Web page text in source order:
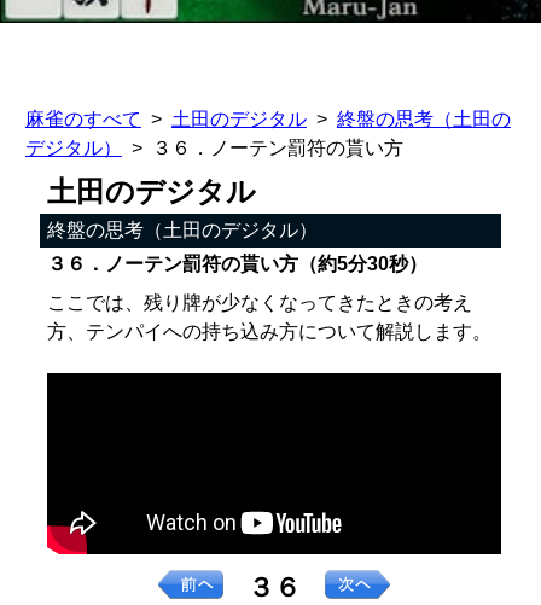
麻雀のすべて 土田のデジタル
終盤の思考（土田の
デジタル）
３６．ノーテン罰符の貰い方
土田のデジタル
終盤の思考（土田のデジタル）
３６．ノーテン罰符の貰い方（約5分30秒）
ここでは、残り牌が少なくなってきたときの考え
方、テンパイへの持ち込み方について解説します。
３６